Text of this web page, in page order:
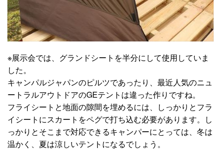
※展示会では、グランドシートを半分にして使用していま
した。
キャンパルジャパンのピルツであったり、最近人気のニュ
ートラルアウトドアのGEテントは違った作りですね。
フライシートと地面の隙間を埋めるには、しっかりとフラ
イシートにスカートをペグで打ち込む必要があります。し
っかりとそこまで対応できるキャンパーにとっては、冬は
温かく、夏は涼しいテントになるでしょう。